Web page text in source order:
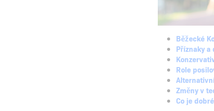
Běžecké
Příznaky a
Role
Změny v
Co je